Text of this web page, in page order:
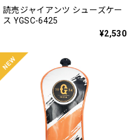
読売ジャイアンツ シューズケー
ス YGSC-6425
¥2,530